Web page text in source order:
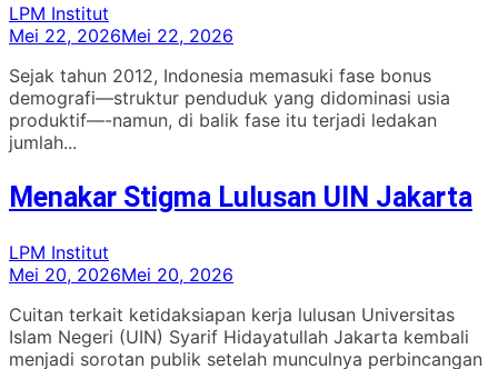
LPM Institut
Mei 22, 2026Mei 22, 2026
Sejak tahun 2012, Indonesia memasuki fase bonus
demografi—struktur penduduk yang didominasi usia
produktif—-namun, di balik fase itu terjadi ledakan
jumlah...
Menakar Stigma Lulusan UIN Jakarta
LPM Institut
Mei 20, 2026Mei 20, 2026
Cuitan terkait ketidaksiapan kerja lulusan Universitas
Islam Negeri (UIN) Syarif Hidayatullah Jakarta kembali
menjadi sorotan publik setelah munculnya perbincangan